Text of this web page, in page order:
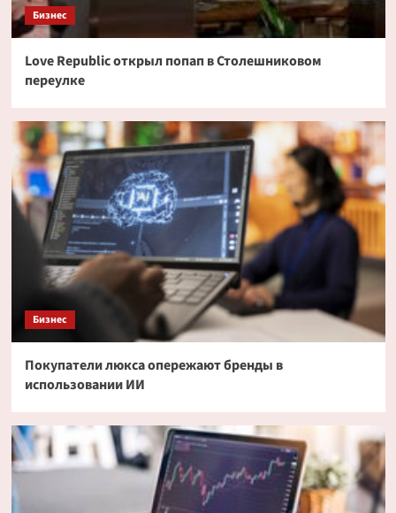
Бизнес
Love Republic открыл попап в Столешниковом
переулке
Бизнес
Покупатели люкса опережают бренды в
использовании ИИ